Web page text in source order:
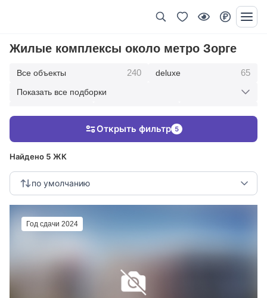
Жилые комплексы около метро Зорге
Все объекты 240 deluxe 65
123 клубные дома
Показать все подборки
Найдено 5 ЖК
по умолчанию
Открыть фильтр 5
Год сдачи 2024